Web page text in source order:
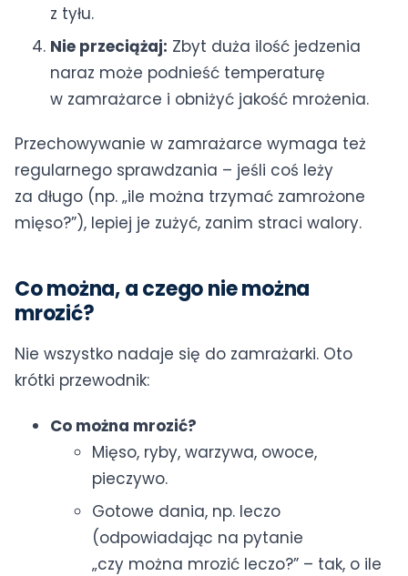
z tyłu.
Nie przeciążaj: Zbyt duża ilość jedzenia
naraz może podnieść temperaturę
w zamrażarce i obniżyć jakość mrożenia.
Przechowywanie w zamrażarce wymaga też
regularnego sprawdzania – jeśli coś leży
za długo (np. „ile można trzymać zamrożone
mięso?”), lepiej je zużyć, zanim straci walory.
Co można, a czego nie można
mrozić?
Nie wszystko nadaje się do zamrażarki. Oto
krótki przewodnik:
Co można mrozić?
Mięso, ryby, warzywa, owoce,
pieczywo.
Gotowe dania, np. leczo
(odpowiadając na pytanie
„czy można mrozić leczo?” – tak, o ile